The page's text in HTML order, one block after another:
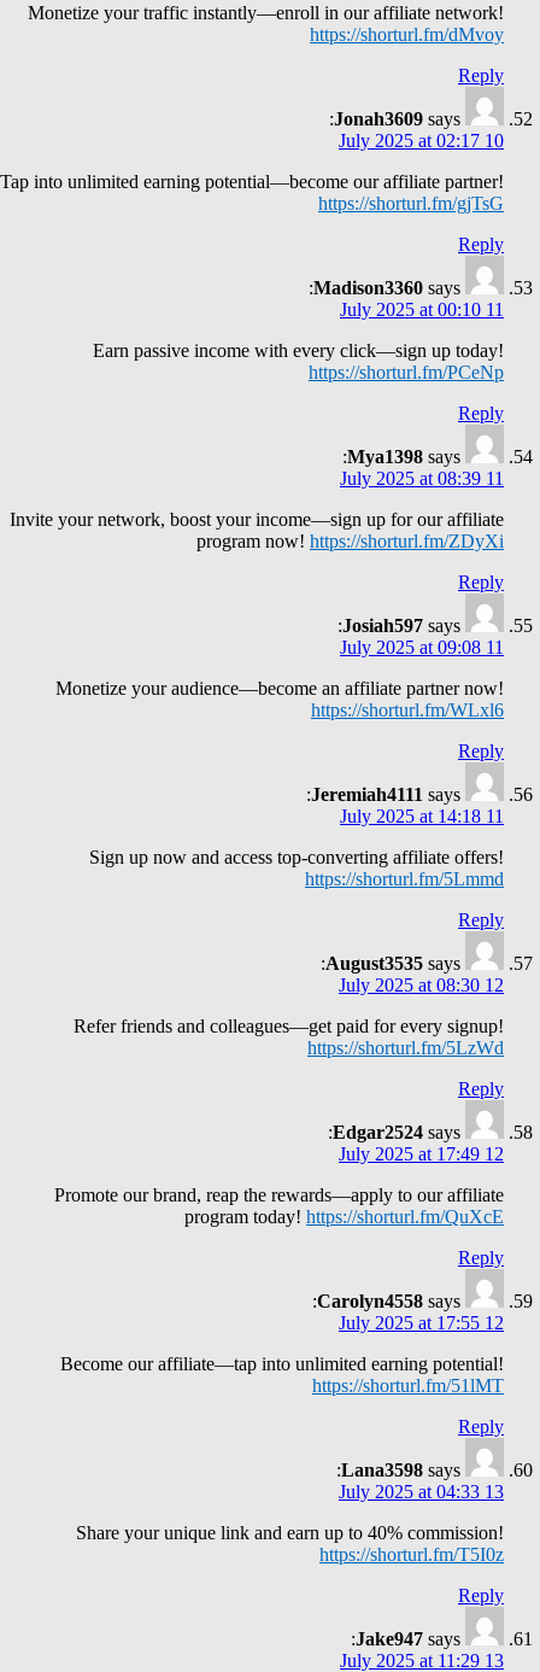
Monetize your traffic instantly—enroll in our affiliate network!
https://shorturl.fm/dMvoy
Reply
Jonah3609 says:
10 July 2025 at 02:17
Tap into unlimited earning potential—become our affiliate partner!
https://shorturl.fm/gjTsG
Reply
Madison3360 says:
11 July 2025 at 00:10
Earn passive income with every click—sign up today!
https://shorturl.fm/PCeNp
Reply
Mya1398 says:
11 July 2025 at 08:39
Invite your network, boost your income—sign up for our affiliate
program now! https://shorturl.fm/ZDyXi
Reply
Josiah597 says:
11 July 2025 at 09:08
Monetize your audience—become an affiliate partner now!
https://shorturl.fm/WLxl6
Reply
Jeremiah4111 says:
11 July 2025 at 14:18
Sign up now and access top-converting affiliate offers!
https://shorturl.fm/5Lmmd
Reply
August3535 says:
12 July 2025 at 08:30
Refer friends and colleagues—get paid for every signup!
https://shorturl.fm/5LzWd
Reply
Edgar2524 says:
12 July 2025 at 17:49
Promote our brand, reap the rewards—apply to our affiliate
program today! https://shorturl.fm/QuXcE
Reply
Carolyn4558 says:
12 July 2025 at 17:55
Become our affiliate—tap into unlimited earning potential!
https://shorturl.fm/51lMT
Reply
Lana3598 says:
13 July 2025 at 04:33
Share your unique link and earn up to 40% commission!
https://shorturl.fm/T5I0z
Reply
Jake947 says:
13 July 2025 at 11:29